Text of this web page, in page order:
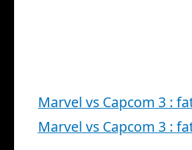
Marvel vs Capcom 3 :
Marvel vs Capcom 3 :